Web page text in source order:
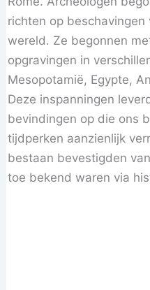
richten op
wereld. Ze begonnen
opgravingen in
Mesopotamië, Egypte,
Deze inspanningen
bevindingen op die ons
tijdperken aanzienlijk
bestaan bevestigden
toe bekend waren via